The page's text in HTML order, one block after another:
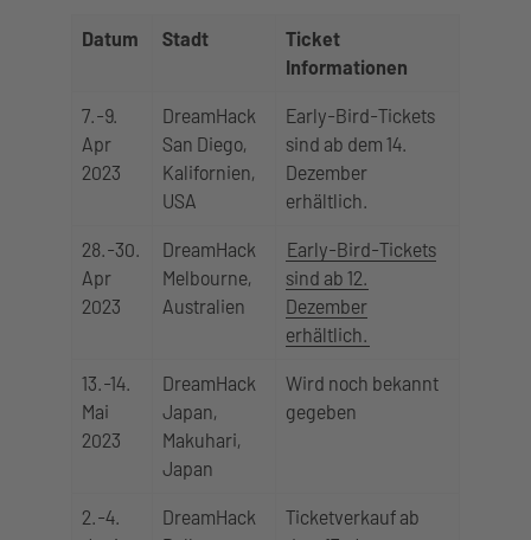
Datum Stadt
Ticket
Informationen
7.-9.
Apr
2023
DreamHack
San Diego,
Kalifornien,
USA
Early-Bird-Tickets
sind ab dem 14.
Dezember
erhältlich.
28.-30.
Apr
2023
DreamHack
Melbourne,
Australien
Early-Bird-Tickets
sind ab 12.
Dezember
erhältlich.
13.-14.
Mai
2023
DreamHack
Japan,
Makuhari,
Japan
Wird noch bekannt
gegeben
2.-4.
DreamHack
Ticketverkauf ab